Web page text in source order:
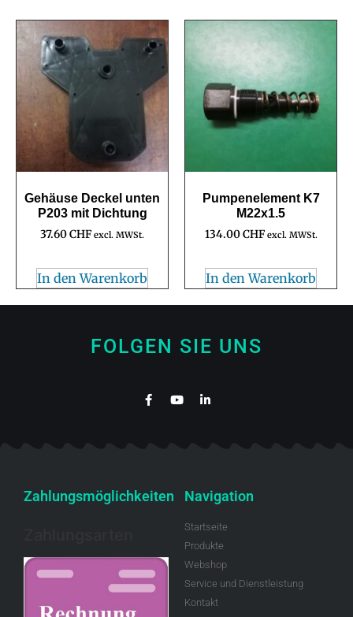
Gehäuse Deckel unten
P203 mit Dichtung
37.60CHF excl. MWSt.
In den Warenkorb
Pumpenelement K7
M22x1.5
134.00CHF excl. MWSt.
In den Warenkorb
FOLGEN SIE UNS
Zahlungsmöglichkeiten Navigation
Startseite
Produkte
Webshop
Service und Dienstleistung
Kontakt